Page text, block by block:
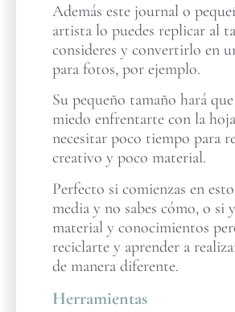
Además este journal o
artista lo puedes replicar al
consideres y convertirlo en
para fotos, por ejemplo.
Su pequeño tamaño hará
miedo enfrentarte con la
necesitar poco tiempo para
creativo y poco material.
Perfecto si comienzas en
media y no sabes cómo, o si
material y conocimientos
reciclarte y aprender a
de manera diferente.
Herramientas